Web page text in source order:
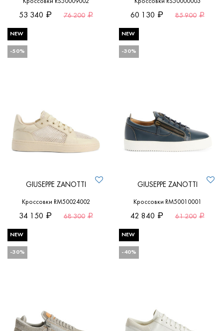
Кроссовки RS50009002
53 340 76 200
Кроссовки RS50000003
60 130 85 900
NEW
-50%
GIUSEPPE ZANOTTI
Кроссовки RM50024002
34 150 68 300
NEW
-30%
GIUSEPPE ZANOTTI
Кроссовки RM50010001
42 840 61 200
NEW
-30%
NEW
-40%